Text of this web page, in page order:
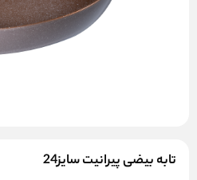
تابه بیضی پیرانیت سایز24